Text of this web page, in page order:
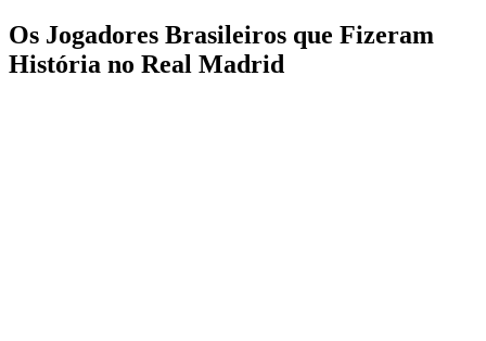
Os Jogadores Brasileiros que Fizeram
História no Real Madrid